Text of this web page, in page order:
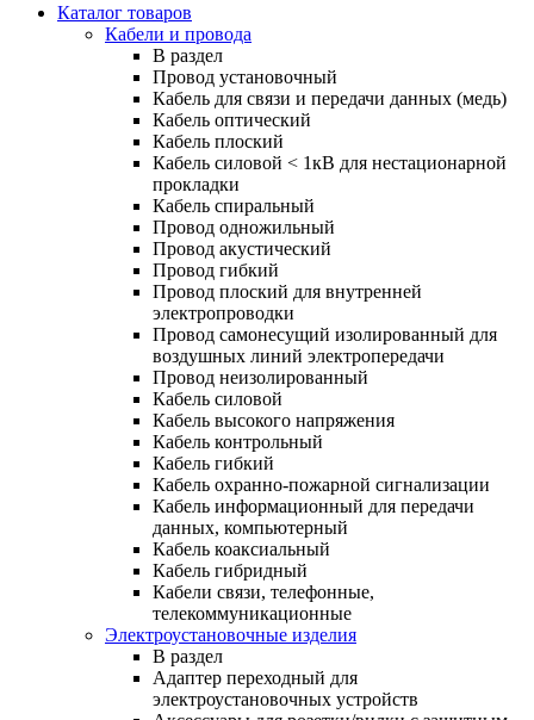
Каталог товаров
Кабели и провода
В раздел
Провод установочный
Кабель для связи и передачи данных (медь)
Кабель оптический
Кабель плоский
Кабель силовой < 1кВ для нестационарной
прокладки
Кабель спиральный
Провод одножильный
Провод акустический
Провод гибкий
Провод плоский для внутренней
электропроводки
Провод самонесущий изолированный для
воздушных линий электропередачи
Провод неизолированный
Кабель силовой
Кабель высокого напряжения
Кабель контрольный
Кабель гибкий
Кабель охранно-пожарной сигнализации
Кабель информационный для передачи
данных, компьютерный
Кабель коаксиальный
Кабель гибридный
Кабели связи, телефонные,
телекоммуникационные
Электроустановочные изделия
В раздел
Адаптер переходный для
электроустановочных устройств